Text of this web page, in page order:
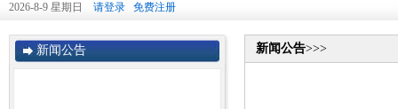
2026-8-9 星期日 请登录 免费注册
新闻公告 新闻公告>>>